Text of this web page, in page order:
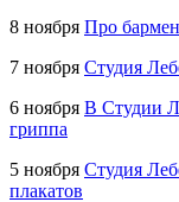
8 ноября Про
7 ноября Студия
6 ноября В Студии
гриппа
5 ноября Студия
плакатов